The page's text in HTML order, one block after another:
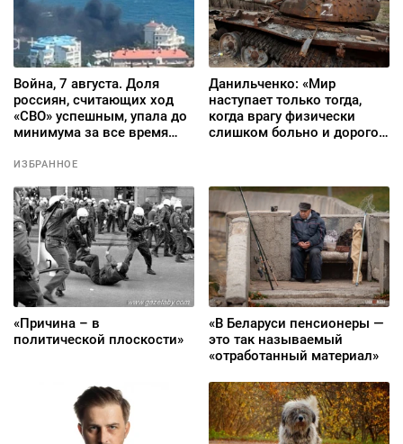
Война, 7 августа. Доля
россиян, считающих ход
«СВО» успешным, упала до
минимума за все время
Ялте после удара морских
Данильченко: «Мир
наступает только тогда,
когда врагу физически
слишком больно и дорого
ИЗБРАННОЕ
«Причина – в
политической плоскости»
«В Беларуси пенсионеры —
это так называемый
«отработанный материал»